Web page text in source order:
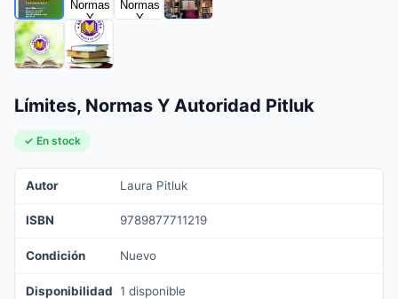
Límites, Normas Y Autoridad Pitluk
✓ En stock
Autor Laura Pitluk
ISBN 9789877711219
Condición Nuevo
Disponibilidad 1 disponible